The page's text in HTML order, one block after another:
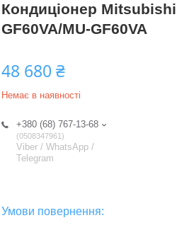
Кондиціонер
GF60VA/MU-GF60VA
48 680 ₴
Немає в наявності
+380 (68) 767-13-68
0508347961
Viber / WhatsApp /
Telegram